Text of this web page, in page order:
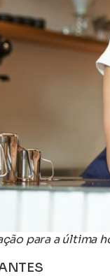
para a última